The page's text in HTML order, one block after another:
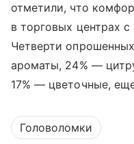
отметили, что
в торговых центрах
Четверти
ароматы, 24% —
17% — цветочные,
Головоломки